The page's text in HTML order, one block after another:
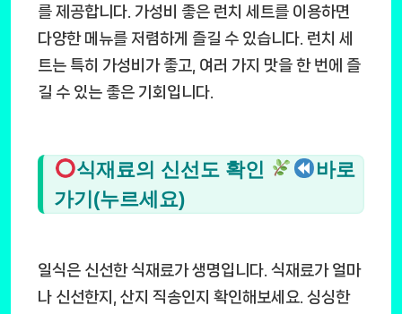
를 제공합니다. 가성비 좋은 런치 세트를 이용하면
다양한 메뉴를 저렴하게 즐길 수 있습니다. 런치 세
트는 특히 가성비가 좋고, 여러 가지 맛을 한 번에 즐
길 수 있는 좋은 기회입니다.
식재료의 신선도 확인
바로
가기(누르세요)
일식은 신선한 식재료가 생명입니다. 식재료가 얼마
나 신선한지, 산지 직송인지 확인해보세요. 싱싱한